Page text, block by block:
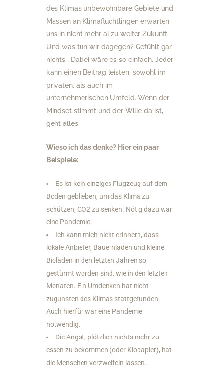
des Klimas unbewohnbare Gebiete und
Massen an Klimaflüchtlingen erwarten
uns in nicht mehr allzu weiter Zukunft.
Und was tun wir dagegen? Gefühlt gar
nichts… Dabei wäre es so einfach. Jeder
kann einen Beitrag leisten, sowohl im
privaten, als auch im
unternehmerischen Umfeld. Wenn der
Mindset stimmt und der Wille da ist,
geht alles.
Wieso ich das denke? Hier ein paar
Beispiele:
Es ist kein einziges Flugzeug auf dem
Boden geblieben, um das Klima zu
schützen, CO2 zu senken. Nötig dazu war
eine Pandemie.
Ich kann mich nicht erinnern, dass
lokale Anbieter, Bauernläden und kleine
Bioläden in den letzten Jahren so
gestürmt worden sind, wie in den letzten
Monaten. Ein Umdenken hat nicht
zugunsten des Klimas stattgefunden.
Auch hierfür war eine Pandemie
notwendig.
Die Angst, plötzlich nichts mehr zu
essen zu bekommen (oder Klopapier), hat
die Menschen verzweifeln lassen.